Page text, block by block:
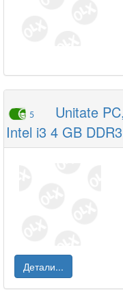
5
Unitate
Intel i3 4 GB
Детали...